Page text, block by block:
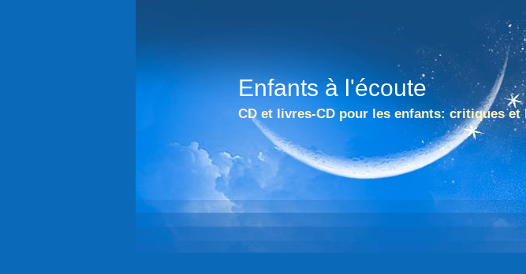
Enfants à l'écoute
CD et livres-CD pour les enfants: critiques